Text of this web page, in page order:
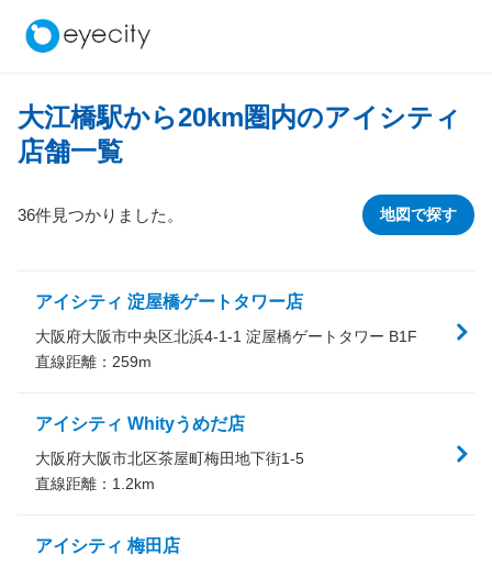
大江橋駅から20km圏内のアイシティ
店舗一覧
地図で探す
36件見つかりました。
アイシティ 淀屋橋ゲートタワー店
大阪府大阪市中央区北浜4-1-1 淀屋橋ゲートタワー B1F
直線距離： 259m
アイシティ Whityうめだ店
大阪府大阪市北区茶屋町梅田地下街1-5
直線距離： 1.2km
アイシティ 梅田店